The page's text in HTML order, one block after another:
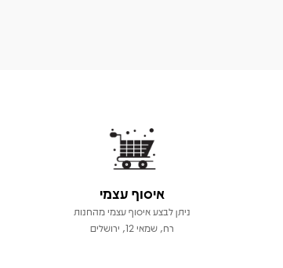
איסוף עצמי
ניתן לבצע איסוף עצמי מהחנות
רח, שמאי 12, ירושלים